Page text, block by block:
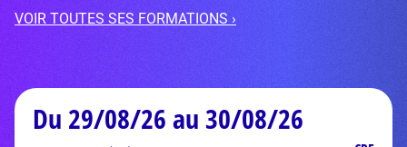
VOIR TOUTES SES FORMATIONS ›
Du 29/08/26 au 30/08/26